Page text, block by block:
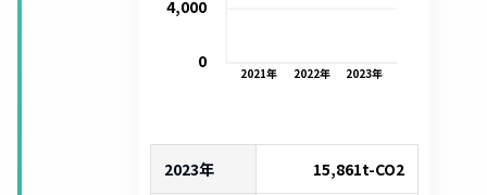
2021年 2022年 2023年
0
4,000
2023年 15,861t-CO2